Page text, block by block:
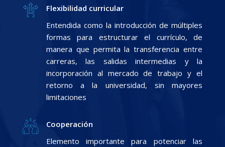
Flexibilidad curricular
Entendida como la introducción de múltiples
formas para estructurar el currículo, de
manera que permita la transferencia entre
carreras, las salidas intermedias y la
incorporación al mercado de trabajo y el
retorno a la universidad, sin mayores
limitaciones
Cooperación
Elemento importante para potenciar las